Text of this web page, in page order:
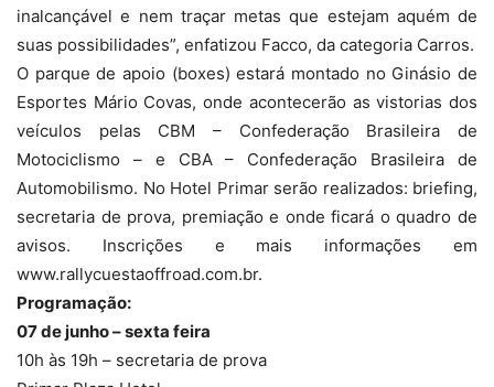
inalcançável e nem traçar metas que estejam aquém de
suas possibilidades”, enfatizou Facco, da categoria Carros.
O parque de apoio (boxes) estará montado no Ginásio de
Esportes Mário Covas, onde acontecerão as vistorias dos
veículos pelas CBM – Confederação Brasileira de
Motociclismo – e CBA – Confederação Brasileira de
Automobilismo. No Hotel Primar serão realizados: briefing,
secretaria de prova, premiação e onde ficará o quadro de
avisos. Inscrições e mais informações em
www.rallycuestaoffroad.com.br.
Programação:
07 de junho – sexta feira
10h às 19h – secretaria de prova